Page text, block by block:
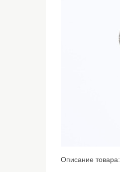
Описание товара: